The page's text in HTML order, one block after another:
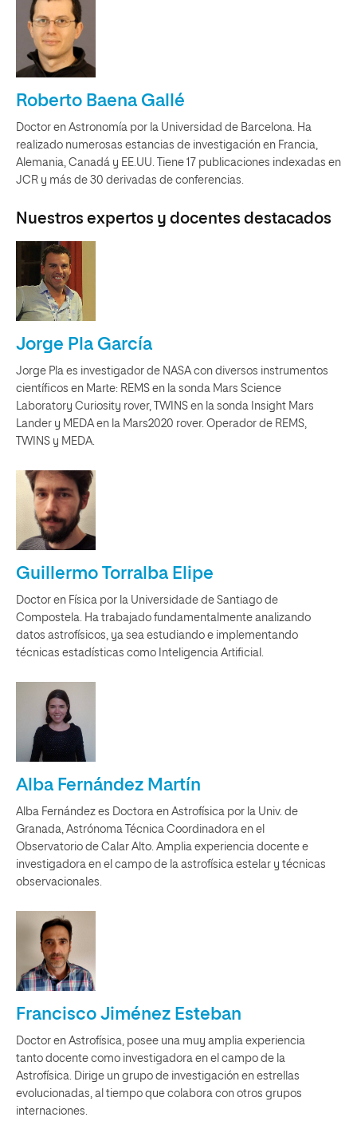
Roberto Baena Gallé
Doctor en Astronomía por la Universidad de Barcelona. Ha
realizado numerosas estancias de investigación en Francia,
Alemania, Canadá y EE.UU. Tiene 17 publicaciones indexadas en
JCR y más de 30 derivadas de conferencias.
Nuestros expertos y docentes destacados
Jorge Pla García
Jorge Pla es investigador de NASA con diversos instrumentos
científicos en Marte: REMS en la sonda Mars Science
Laboratory Curiosity rover, TWINS en la sonda Insight Mars
Lander y MEDA en la Mars2020 rover. Operador de REMS,
TWINS y MEDA.
Guillermo Torralba Elipe
Doctor en Física por la Universidade de Santiago de
Compostela. Ha trabajado fundamentalmente analizando
datos astrofísicos, ya sea estudiando e implementando
técnicas estadísticas como Inteligencia Artificial.
Alba Fernández Martín
Alba Fernández es Doctora en Astrofísica por la Univ. de
Granada, Astrónoma Técnica Coordinadora en el
Observatorio de Calar Alto. Amplia experiencia docente e
investigadora en el campo de la astrofísica estelar y técnicas
observacionales.
Francisco Jiménez Esteban
Doctor en Astrofísica, posee una muy amplia experiencia
tanto docente como investigadora en el campo de la
Astrofísica. Dirige un grupo de investigación en estrellas
evolucionadas, al tiempo que colabora con otros grupos
internaciones.